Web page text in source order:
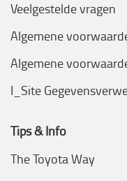
Veelgestelde vragen
Algemene
Algemene
I_Site
Tips & Info
The Toyota Way